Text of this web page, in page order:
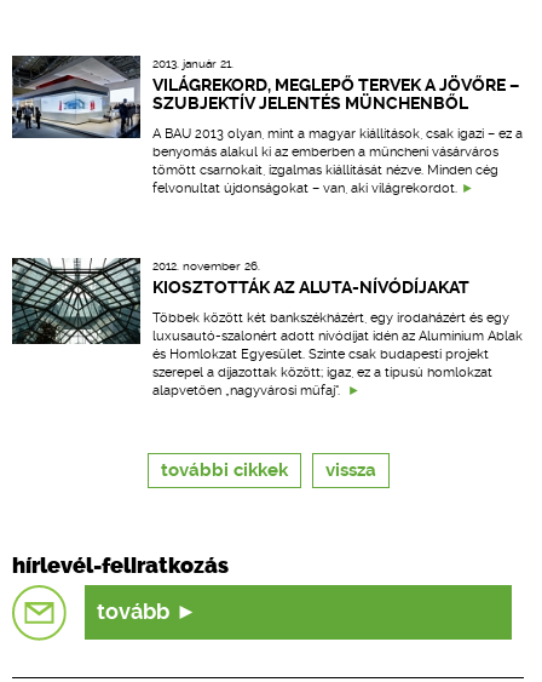
2013. január 21.
VILÁGREKORD, MEGLEPŐ TERVEK A JÖVŐRE –
SZUBJEKTÍV JELENTÉS MÜNCHENBŐL
A BAU 2013 olyan, mint a magyar kiállítások, csak igazi – ez a
benyomás alakul ki az emberben a müncheni vásárváros
tömött csarnokait, izgalmas kiállítását nézve. Minden cég
felvonultat újdonságokat – van, aki világrekordot.
2012. november 26.
KIOSZTOTTÁK AZ ALUTA-NÍVÓDÍJAKAT
Többek között két bankszékházért, egy irodaházért és egy
luxusautó-szalonért adott nívódíjat idén az Alumínium Ablak
és Homlokzat Egyesület. Szinte csak budapesti projekt
szerepel a díjazottak között; igaz, ez a típusú homlokzat
alapvetően „nagyvárosi műfaj".
további cikkek vissza
hírlevél-feliratkozás
tovább